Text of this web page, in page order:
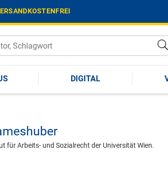
DIGITAL
für Arbeits- und Sozialrecht der Universität Wien.